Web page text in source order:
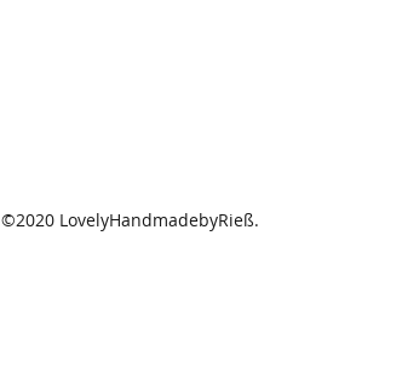
©2020 LovelyHandmadebyRieß.